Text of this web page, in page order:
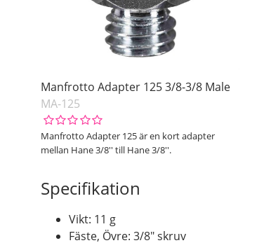
Manfrotto Adapter 125 3/8-3/8 Male
MA-125
Manfrotto Adapter 125 är en kort adapter
mellan Hane 3/8'' till Hane 3/8''.
Specifikation
Vikt: 11 g
Fäste, Övre: 3/8″ skruv